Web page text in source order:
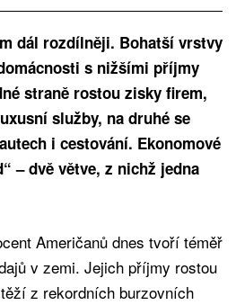
dál rozdílněji. Bohatší vrstvy
s nižšími příjmy
straně rostou zisky firem,
služby, na druhé se
i cestování. Ekonomové
– dvě větve, z nichž jedna
Američanů dnes tvoří téměř
v zemi. Jejich příjmy rostou
z rekordních burzovních